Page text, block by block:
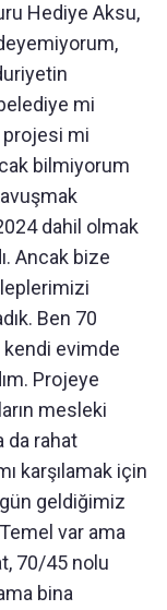
Hediye Aksu,
mi
mi
bilmiyorum
dahil olmak
Ancak bize
Ben 70
kendi evimde
Projeye
mesleki
da rahat
karşılamak için
geldiğimiz
var ama
70/45 nolu
bina